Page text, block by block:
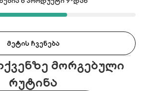
ᲛᲔᲢᲘᲡ ᲩᲕᲔᲜᲔᲑᲐ
მორგებული
რუტინა